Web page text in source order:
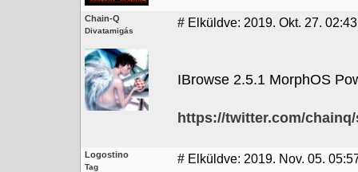
Chain-Q
Divatamigás
# Elküldve: 2019. Okt. 27. 02:43
IBrowse 2.5.1 MorphOS
https://twitter.com/chainq/
Logostino
Tag
# Elküldve: 2019. Nov. 05.